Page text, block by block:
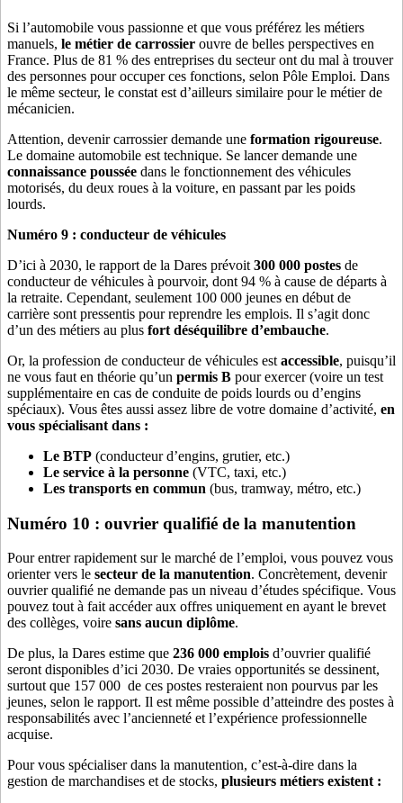
Si l’automobile vous passionne et que vous préférez les métiers
manuels, le métier de carrossier ouvre de belles perspectives en
France. Plus de 81 % des entreprises du secteur ont du mal à trouver
des personnes pour occuper ces fonctions, selon Pôle Emploi. Dans
le même secteur, le constat est d’ailleurs similaire pour le métier de
mécanicien.
Attention, devenir carrossier demande une formation rigoureuse.
Le domaine automobile est technique. Se lancer demande une
connaissance poussée dans le fonctionnement des véhicules
motorisés, du deux roues à la voiture, en passant par les poids
lourds.
Numéro 9 : conducteur de véhicules
D’ici à 2030, le rapport de la Dares prévoit 300 000 postes de
conducteur de véhicules à pourvoir, dont 94 % à cause de départs à
la retraite. Cependant, seulement 100 000 jeunes en début de
carrière sont pressentis pour reprendre les emplois. Il s’agit donc
d’un des métiers au plus fort déséquilibre d’embauche.
Or, la profession de conducteur de véhicules est accessible, puisqu’il
ne vous faut en théorie qu’un permis B pour exercer (voire un test
supplémentaire en cas de conduite de poids lourds ou d’engins
spéciaux). Vous êtes aussi assez libre de votre domaine d’activité, en
vous spécialisant dans :
Le BTP (conducteur d’engins, grutier, etc.)
Le service à la personne (VTC, taxi, etc.)
Les transports en commun (bus, tramway, métro, etc.)
Numéro 10 : ouvrier qualifié de la manutention
Pour entrer rapidement sur le marché de l’emploi, vous pouvez vous
orienter vers le secteur de la manutention. Concrètement, devenir
ouvrier qualifié ne demande pas un niveau d’études spécifique. Vous
pouvez tout à fait accéder aux offres uniquement en ayant le brevet
des collèges, voire sans aucun diplôme.
De plus, la Dares estime que 236 000 emplois d’ouvrier qualifié
seront disponibles d’ici 2030. De vraies opportunités se dessinent,
surtout que 157 000 de ces postes resteraient non pourvus par les
jeunes, selon le rapport. Il est même possible d’atteindre des postes à
responsabilités avec l’ancienneté et l’expérience professionnelle
acquise.
Pour vous spécialiser dans la manutention, c’est-à-dire dans la
gestion de marchandises et de stocks, plusieurs métiers existent :